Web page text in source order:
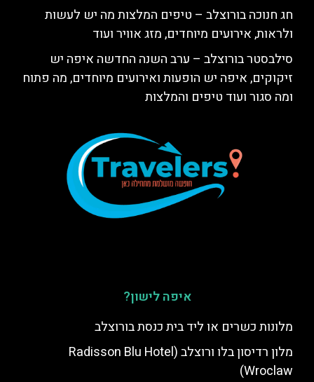
חג חנוכה בורוצלב – טיפים המלצות מה יש לעשות
ולראות, אירועים מיוחדים, מזג אוויר ועוד
סילבסטר בורוצלב – ערב השנה החדשה איפה יש
זיקוקים, איפה יש הופעות ואירועים מיוחדים, מה פתוח
ומה סגור ועוד טיפים והמלצות
איפה לישון?
מלונות כשרים או ליד בית כנסת בורוצלב
מלון רדיסון בלו ורוצלב (Radisson Blu Hotel
Wroclaw)